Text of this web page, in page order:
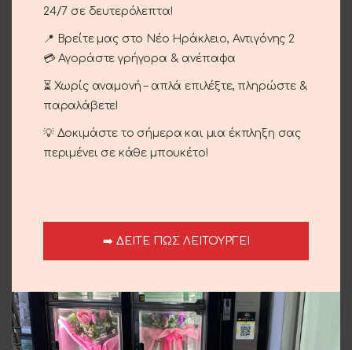
Κωδικός προϊόντος:12-12
Κατηγορίες: Αγίου Βαλεντίνου Γέννηση
Γενέθλια -
Γιορτή της Μητέρας Επέτειος
Έρωτας
Μπουκέτα Τριαντάφυλλα
Share:
Περιγραφή
Τριαντάφυλλα κόκκινα button με φυλλοματα.
Σχετικά προϊόντα
24/7 σε δευτερόλεπτα!
📍 Βρείτε μας στο Νέο Ηράκλειο, Αντιγόνης 2
💳 Αγοράστε γρήγορα & ανέπαφα
⏳ Χωρίς αναμονή – απλά επιλέξτε, πληρώστε &
παραλάβετε!
💡 Δοκιμάστε το σήμερα και μια έκπληξη σας
περιμένει σε κάθε μπουκέτο!
➡️ ΔΕΙΤΕ ΠΩΣ ΛΕΙΤΟΥΡΓΕΙ